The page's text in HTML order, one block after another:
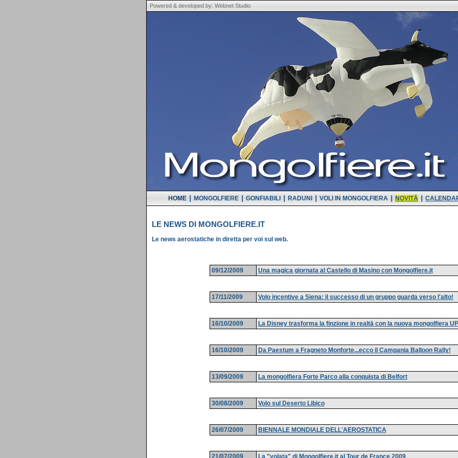
Powered & developed by: Webnet Studio
HOME MONGOLFIERE GONFIABILI RADUNI VOLI IN MONGOLFIERA NOVITĀ
LE NEWS DI MONGOLFIERE.IT
Le news aerostatiche in diretta per voi sul web.
09/12/2009 Una magica giornata al Castello di Masino con Mongolfiere.it
17/11/2009 Volo incentive a Siena: il successo di un gruppo guarda verso l'alto!
16/10/2009 La Disney trasforma la finzione in realtā con la nuova mongolfiera
16/10/2009 Da Paestum a Fragneto Monforte...ecco il Campania Balloon Rally!
13/09/2009 La mongolfiera Forte Parco alla conquista di Belfort
30/08/2009 Volo sul Deserto Libico
26/07/2009 BIENNALE MONDIALE DELL'AEROSTATICA
21/07/2009 La "volata" di Mongolfiere.it al Tour de France 2009